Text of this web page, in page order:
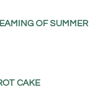
OF SUMMER
CAKE